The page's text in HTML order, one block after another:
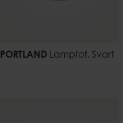
PORTLAND Lampfot, Svart